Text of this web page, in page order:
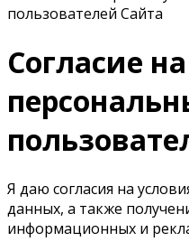
пользователей Сайта
Согласие
Я даю согласия на
данных, а также
информационных и